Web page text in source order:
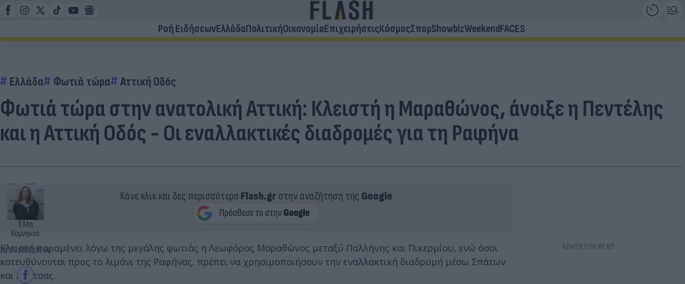
Ροή ΕιδήσεωνΕλλάδαΠολιτικήΟικονομίαΕπιχειρήσειςΚόσμοςΣπορShowbizWeekendFACES
Ελλάδα Φωτιά τώρα Αττική Οδός
Φωτιά τώρα στην ανατολική Αττική: Κλειστή η Μαραθώνος, άνοιξε η Πεντέλης
και η Αττική Οδός - Οι εναλλακτικές διαδρομές για τη Ραφήνα
Έλλη
Κομνηνού
20.07.2022 09:42
Κάνε κλικ και δες περισσότερο Flash.grστην αναζήτηση της Google
Κλειστή παραμένει λόγω της μεγάλης φωτιάς η Λεωφόρος Μαραθώνος μεταξύ Παλλήνης και Πικερμίου, ενώ όσοι
κατευθύνονται προς το λιμάνι της Ραφήνας, πρέπει να χρησιμοποιήσουν την εναλλακτική διαδρομή μέσω Σπάτων
και Λούτσας.